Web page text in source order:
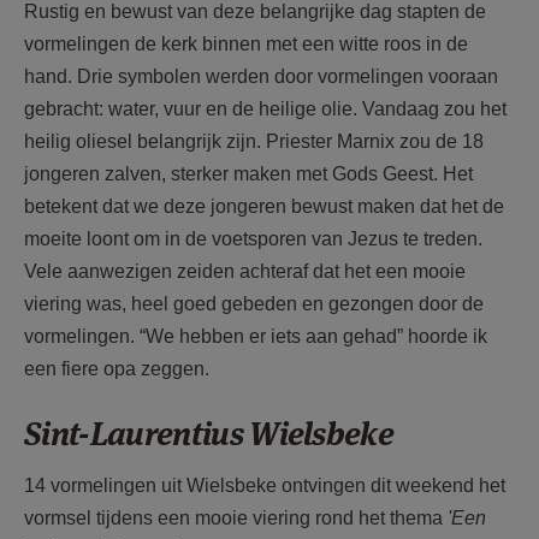
Rustig en bewust van deze belangrijke dag stapten de
vormelingen de kerk binnen met een witte roos in de
hand. Drie symbolen werden door vormelingen vooraan
gebracht: water, vuur en de heilige olie. Vandaag zou het
heilig oliesel belangrijk zijn. Priester Marnix zou de 18
jongeren zalven, sterker maken met Gods Geest. Het
betekent dat we deze jongeren bewust maken dat het de
moeite loont om in de voetsporen van Jezus te treden.
Vele aanwezigen zeiden achteraf dat het een mooie
viering was, heel goed gebeden en gezongen door de
vormelingen. “We hebben er iets aan gehad” hoorde ik
een fiere opa zeggen.
Sint-Laurentius Wielsbeke
14 vormelingen uit Wielsbeke ontvingen dit weekend het
vormsel tijdens een mooie viering rond het thema 'Een